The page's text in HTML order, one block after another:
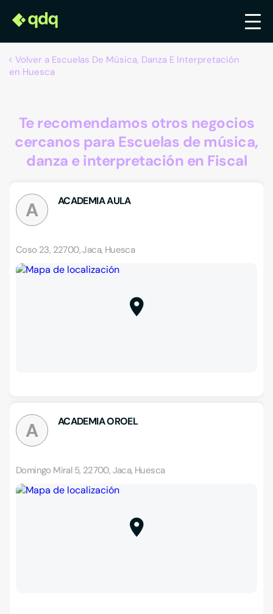
Volver a Escuelas De Música, Danza E Interpretación
en Huesca
Te recomendamos otros negocios
cercanos para Escuelas de música,
danza e interpretación en Fiscal
A ACADEMIA AULA
Coso 23, 22700, Jaca, Huesca
A ACADEMIA OROEL
Domingo Miral 5, 22700, Jaca, Huesca